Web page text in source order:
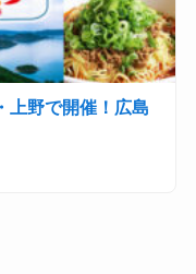
上野で開催！広島